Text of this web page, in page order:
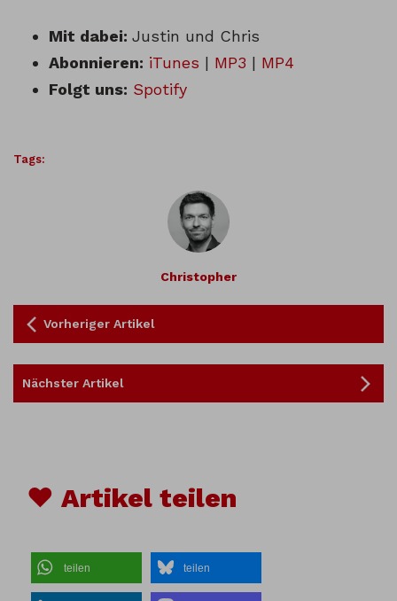
Mit dabei: Justin und Chris
Abonnieren: iTunes | MP3 | MP4
Folgt uns: Spotify
Tags:
Christopher
Vorheriger Artikel
Nächster Artikel
♥ Artikel teilen
teilen teilen